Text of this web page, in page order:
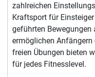
zahlreichen
Kraftsport für
geführten
ermöglichen
freien Übungen bieten
für jedes Fitnesslevel.